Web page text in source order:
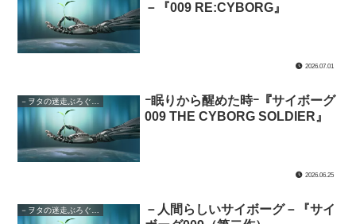
－『009 RE:CYBORG』
2026.07.01
－ヲタの迷走ぶろぐ城下・サイボーグの館－
ｰ眠りから醒めた時ｰ『サイボーグ
009 THE CYBORG SOLDIER』
2026.06.25
－人間らしいサイボーグ－『サイ